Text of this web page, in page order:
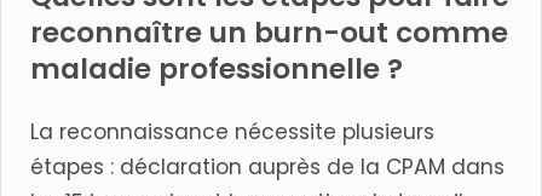
reconnaître un burn-out comme
maladie professionnelle ?
La reconnaissance nécessite plusieurs
étapes : déclaration auprès de la CPAM dans